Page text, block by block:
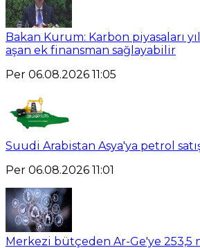
Bakan Kurum: Karbon piyasaları
aşan ek finansman sağlayabilir
Per 06.08.2026 11:05
Suudi Arabistan Asya'ya petrol
Per 06.08.2026 11:01
Merkezi bütçeden Ar-Ge'ye 253,5